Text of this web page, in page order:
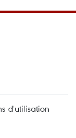
d'utilisation